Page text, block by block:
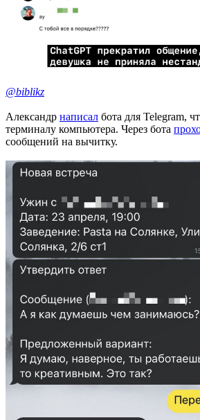
@biblikz
Александр написал бота для Telegram,
терминалу компьютера. Через бота
сообщений на вычитку.